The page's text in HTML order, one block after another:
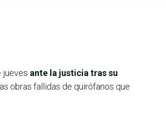
jueves ante la justicia tras su
obras fallidas de quirófanos que